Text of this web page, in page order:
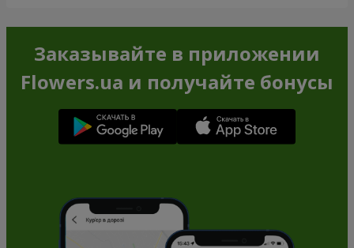
Заказывайте в приложении
Flowers.ua и получайте бонусы